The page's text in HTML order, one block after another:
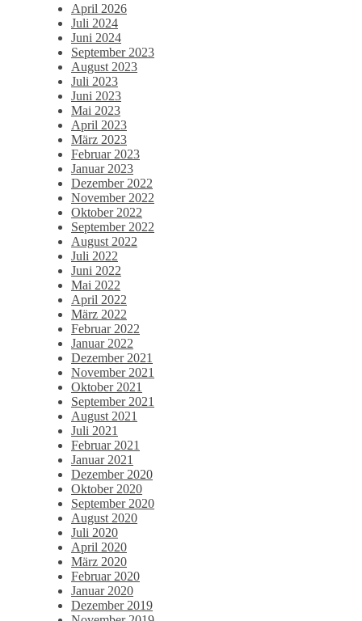
April 2026
Juli 2024
Juni 2024
September 2023
August 2023
Juli 2023
Juni 2023
Mai 2023
April 2023
März 2023
Februar 2023
Januar 2023
Dezember 2022
November 2022
Oktober 2022
September 2022
August 2022
Juli 2022
Juni 2022
Mai 2022
April 2022
März 2022
Februar 2022
Januar 2022
Dezember 2021
November 2021
Oktober 2021
September 2021
August 2021
Juli 2021
Februar 2021
Januar 2021
Dezember 2020
Oktober 2020
September 2020
August 2020
Juli 2020
April 2020
März 2020
Februar 2020
Januar 2020
Dezember 2019